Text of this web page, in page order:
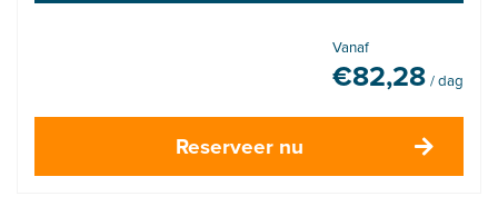
Vanaf
€82,28 / dag
Reserveer nu